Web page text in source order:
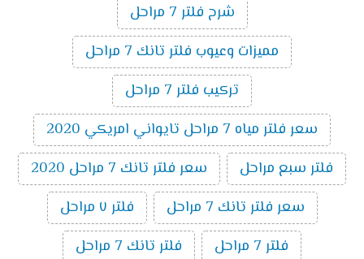
شرح فلتر 7 مراحل
مميزات وعيوب فلتر تانك 7 مراحل
تركيب فلتر 7 مراحل
سعر فلتر مياه 7 مراحل تايواني امريكي 2020
فلتر سبع مراحل
سعر فلتر تانك 7 مراحل 2020
سعر فلتر تانك 7 مراحل
فلتر ٧ مراحل
فلتر 7 مراحل
فلتر تانك 7 مراحل